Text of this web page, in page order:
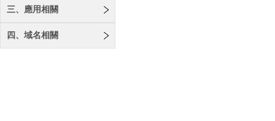
三、應用相關
四、域名相關